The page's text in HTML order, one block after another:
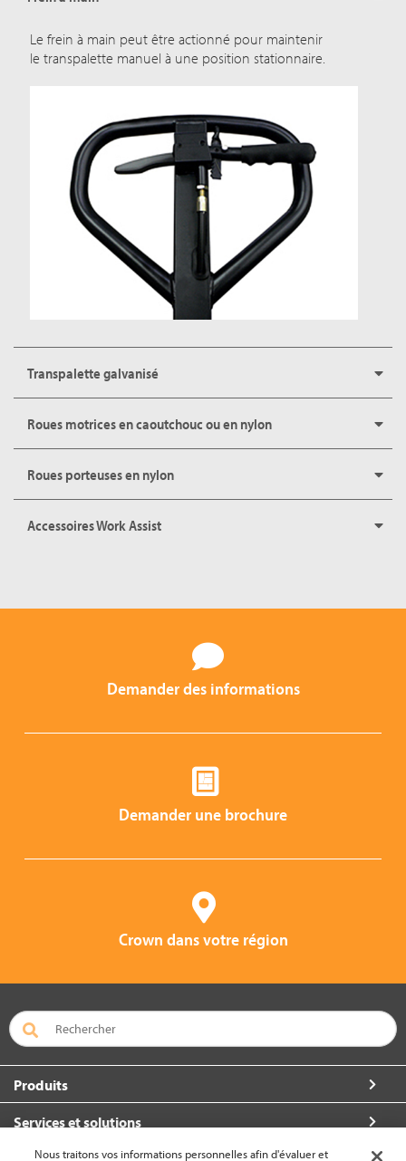
Le frein à main peut être actionné pour maintenir
le transpalette manuel à une position stationnaire.
Transpalette galvanisé
Roues motrices en caoutchouc ou en nylon
Roues porteuses en nylon
Accessoires Work Assist
Demander des informations
Demander une brochure
Crown dans votre région
Produits
Services et solutions
Nous traitons vos informations personnelles afin d'évaluer et